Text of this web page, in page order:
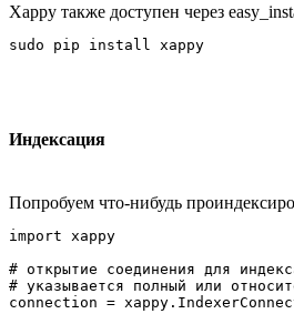
Xappy также доступен через
sudo pip install xappy
Индексация
Попробуем что-нибудь
import xappy
# открытие соединения для
# указывается полный или
connection =